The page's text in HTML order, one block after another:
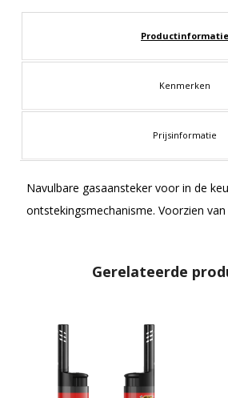
Productinformatie
Kenmerken
Prijsinformatie
Navulbare gasaansteker voor in de
ontstekingsmechanisme. Voorzien van
Gerelateerde